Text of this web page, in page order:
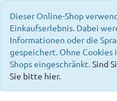
Dieser Online-Shop
Einkaufserlebnis. Dabei
Informationen oder die
gespeichert. Ohne
Shops eingeschränkt.Sind
Sie bitte hier.